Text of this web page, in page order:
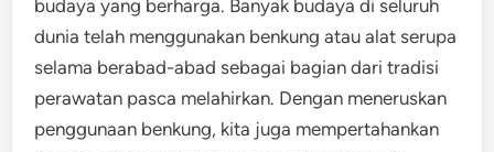
budaya yang berharga. Banyak budaya di seluruh
dunia telah menggunakan benkung atau alat serupa
selama berabad-abad sebagai bagian dari tradisi
perawatan pasca melahirkan. Dengan meneruskan
penggunaan benkung, kita juga mempertahankan